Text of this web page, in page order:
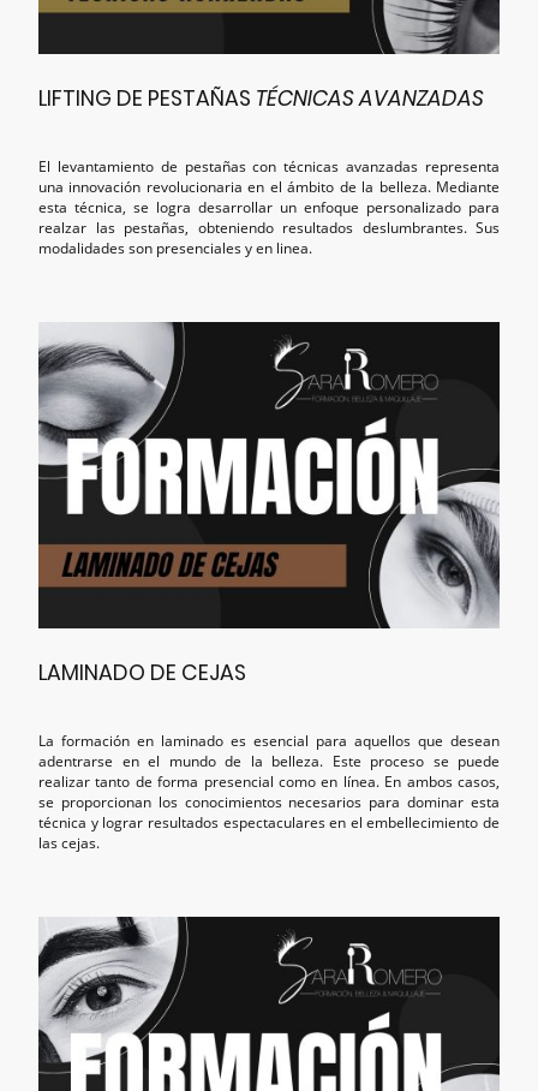
LIFTING DE PESTAÑAS TÉCNICAS AVANZADAS
El levantamiento de pestañas con técnicas avanzadas representa
una innovación revolucionaria en el ámbito de la belleza. Mediante
esta técnica, se logra desarrollar un enfoque personalizado para
realzar las pestañas, obteniendo resultados deslumbrantes. Sus
modalidades son presenciales y en linea.
LAMINADO DE CEJAS
La formación en laminado es esencial para aquellos que desean
adentrarse en el mundo de la belleza. Este proceso se puede
realizar tanto de forma presencial como en línea. En ambos casos,
se proporcionan los conocimientos necesarios para dominar esta
técnica y lograr resultados espectaculares en el embellecimiento de
las cejas.